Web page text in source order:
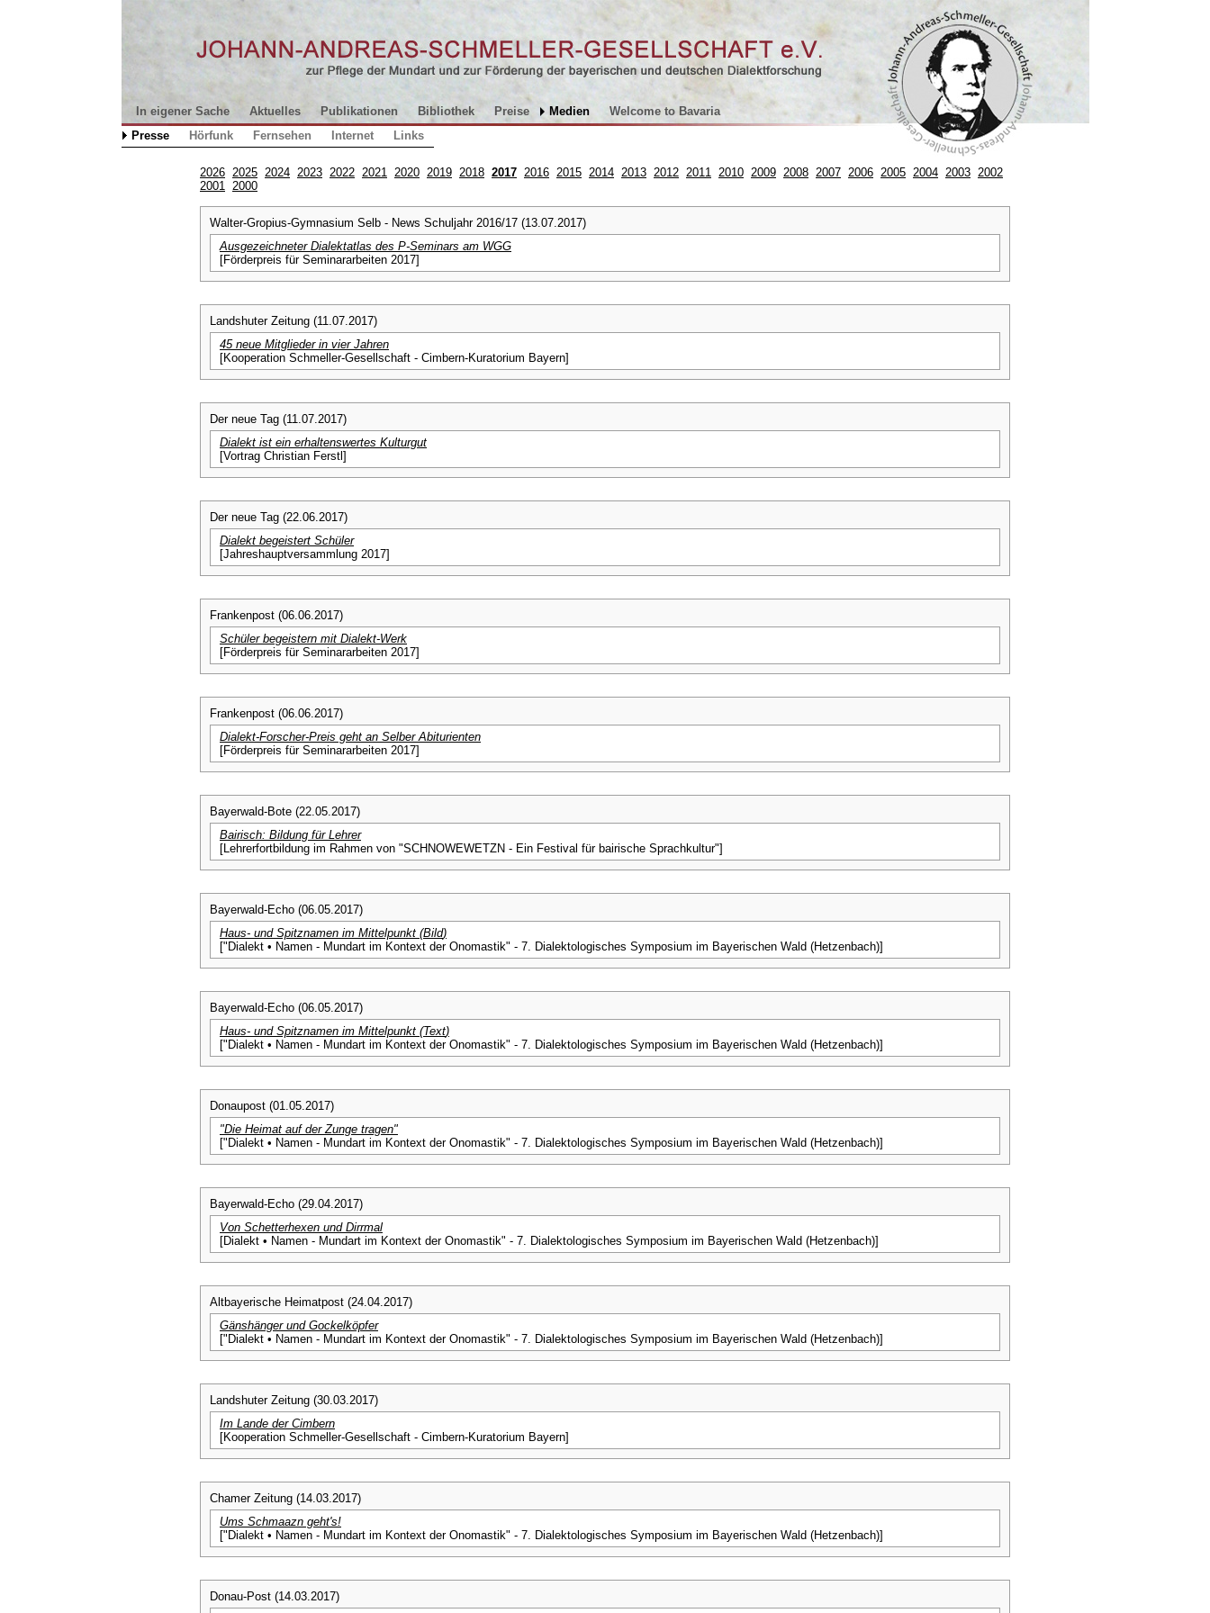
In eigener Sache Aktuelles Publikationen Bibliothek Preise Medien
Welcome to Bavaria
Presse
Hörfunk Fernsehen Internet Links
2026 2025 2024 2023 2022 2021 2020 2019 2018 2017 2016 2015 2014 2013 2012 2011 2010 2009 2008 2007 2006 2005 2004 2003 2002
2001 2000
Walter-Gropius-Gymnasium Selb - News Schuljahr 2016/17 (13.07.2017)
Ausgezeichneter Dialektatlas des P-Seminars am WGG
[Förderpreis für Seminararbeiten 2017]
Landshuter Zeitung (11.07.2017)
45 neue Mitglieder in vier Jahren
[Kooperation Schmeller-Gesellschaft - Cimbern-Kuratorium Bayern]
Der neue Tag (11.07.2017)
Dialekt ist ein erhaltenswertes Kulturgut
[Vortrag Christian Ferstl]
Der neue Tag (22.06.2017)
Dialekt begeistert Schüler
[Jahreshauptversammlung 2017]
Frankenpost (06.06.2017)
Schüler begeistern mit Dialekt-Werk
[Förderpreis für Seminararbeiten 2017]
Frankenpost (06.06.2017)
Dialekt-Forscher-Preis geht an Selber Abiturienten
[Förderpreis für Seminararbeiten 2017]
Bayerwald-Bote (22.05.2017)
Bairisch: Bildung für Lehrer
[Lehrerfortbildung im Rahmen von "SCHNOWEWETZN - Ein Festival für bairische Sprachkultur"]
Bayerwald-Echo (06.05.2017)
Haus- und Spitznamen im Mittelpunkt (Bild)
["Dialekt • Namen - Mundart im Kontext der Onomastik" - 7. Dialektologisches Symposium im Bayerischen Wald (Hetzenbach)]
Bayerwald-Echo (06.05.2017)
Haus- und Spitznamen im Mittelpunkt (Text)
["Dialekt • Namen - Mundart im Kontext der Onomastik" - 7. Dialektologisches Symposium im Bayerischen Wald (Hetzenbach)]
Donaupost (01.05.2017)
"Die Heimat auf der Zunge tragen"
["Dialekt • Namen - Mundart im Kontext der Onomastik" - 7. Dialektologisches Symposium im Bayerischen Wald (Hetzenbach)]
Bayerwald-Echo (29.04.2017)
Von Schetterhexen und Dirrmal
[Dialekt • Namen - Mundart im Kontext der Onomastik" - 7. Dialektologisches Symposium im Bayerischen Wald (Hetzenbach)]
Altbayerische Heimatpost (24.04.2017)
Gänshänger und Gockelköpfer
["Dialekt • Namen - Mundart im Kontext der Onomastik" - 7. Dialektologisches Symposium im Bayerischen Wald (Hetzenbach)]
Landshuter Zeitung (30.03.2017)
Im Lande der Cimbern
[Kooperation Schmeller-Gesellschaft - Cimbern-Kuratorium Bayern]
Chamer Zeitung (14.03.2017)
Ums Schmaazn geht's!
["Dialekt • Namen - Mundart im Kontext der Onomastik" - 7. Dialektologisches Symposium im Bayerischen Wald (Hetzenbach)]
Donau-Post (14.03.2017)